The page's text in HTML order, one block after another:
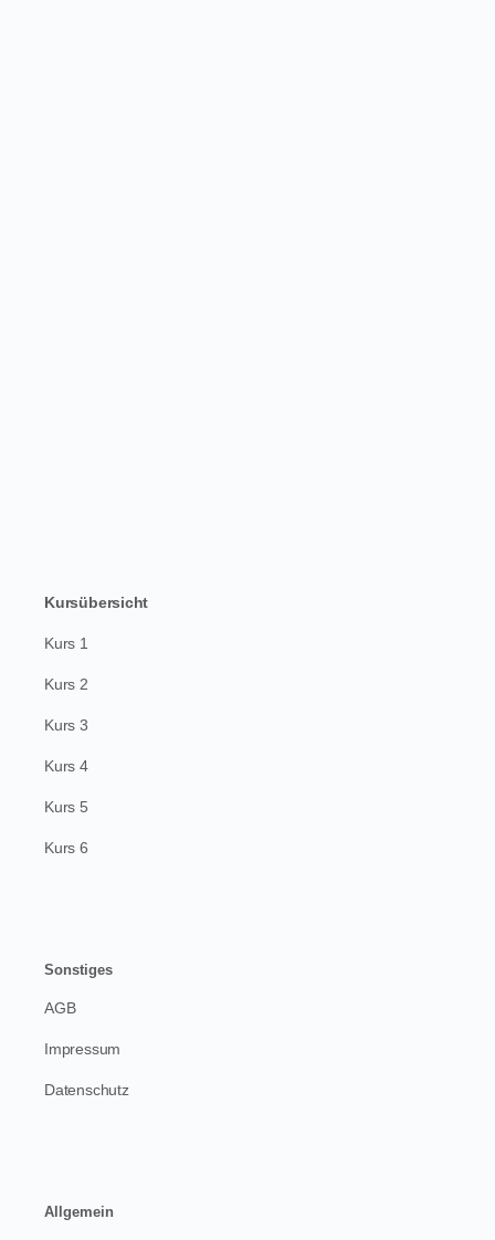
Kursübersicht
Kurs 1
Kurs 2
Kurs 3
Kurs 4
Kurs 5
Kurs 6
Sonstiges
AGB
Impressum
Datenschutz
Allgemein